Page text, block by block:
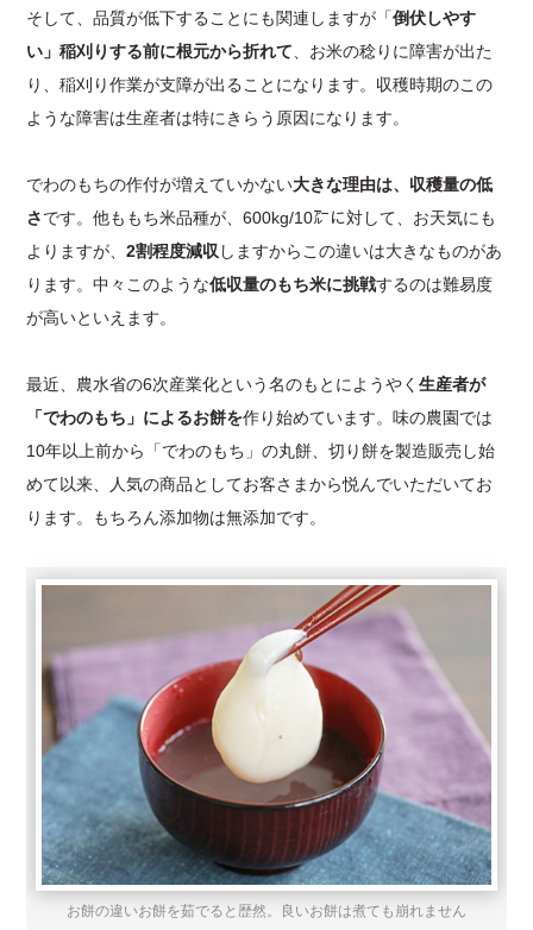
そして、品質が低下することにも関連しますが「倒伏しやす
い」稲刈りする前に根元から折れて、お米の稔りに障害が出た
り、稲刈り作業が支障が出ることになります。収穫時期のこの
ような障害は生産者は特にきらう原因になります。
でわのもちの作付が増えていかない大きな理由は、収穫量の低
さです。他ももち米品種が、600kg/10㌃に対して、お天気にも
よりますが、2割程度減収しますからこの違いは大きなものがあ
ります。中々このような低収量のもち米に挑戦するのは難易度
が高いといえます。
最近、農水省の6次産業化という名のもとにようやく生産者が
「でわのもち」によるお餅を作り始めています。味の農園では
10年以上前から「でわのもち」の丸餅、切り餅を製造販売し始
めて以来、人気の商品としてお客さまから悦んでいただいてお
ります。もちろん添加物は無添加です。
お餅の違いお餅を茹でると歴然。良いお餅は煮ても崩れません